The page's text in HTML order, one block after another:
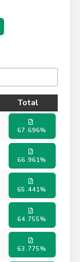
Total
67.696%
66.961%
65.441%
64.755%
63.775%